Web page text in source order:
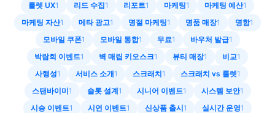
룰렛 UX1 리드 수집1 리포트1 마케팅1 마케팅 예산1
마케팅 자산1 메타 광고1 명절 마케팅1 명품 매장1 명함1
모바일 쿠폰1 모바일 통합1 무료1 바우처 발급1
박람회 이벤트1 벽 매립 키오스크1 뷰티 매장1 비교1
사행성1 서비스 소개1 스크래치1 스크래치 vs 룰렛1
스탠바이미1 슬롯 설계1 시니어 이벤트1 시스템 보안1
시승 이벤트1 시연 이벤트1 신상품 출시1 실시간 운영1